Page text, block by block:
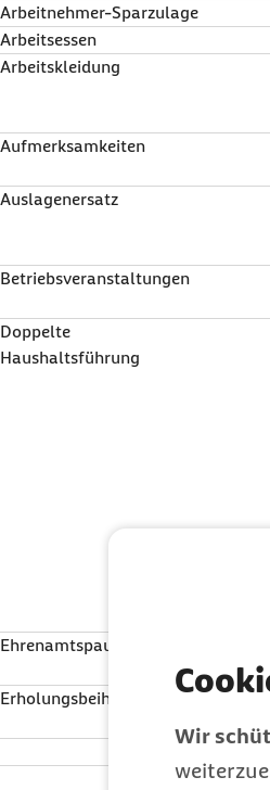
Wir
Arbeitnehmer-Sparzulage
Arbeitsessen
Arbeitskleidung
Aufmerksamkeiten
Auslagenersatz
Betriebsveranstaltungen
Doppelte
Haushaltsführung
Ehrenamtspauschale
Erholungsbeihilfen